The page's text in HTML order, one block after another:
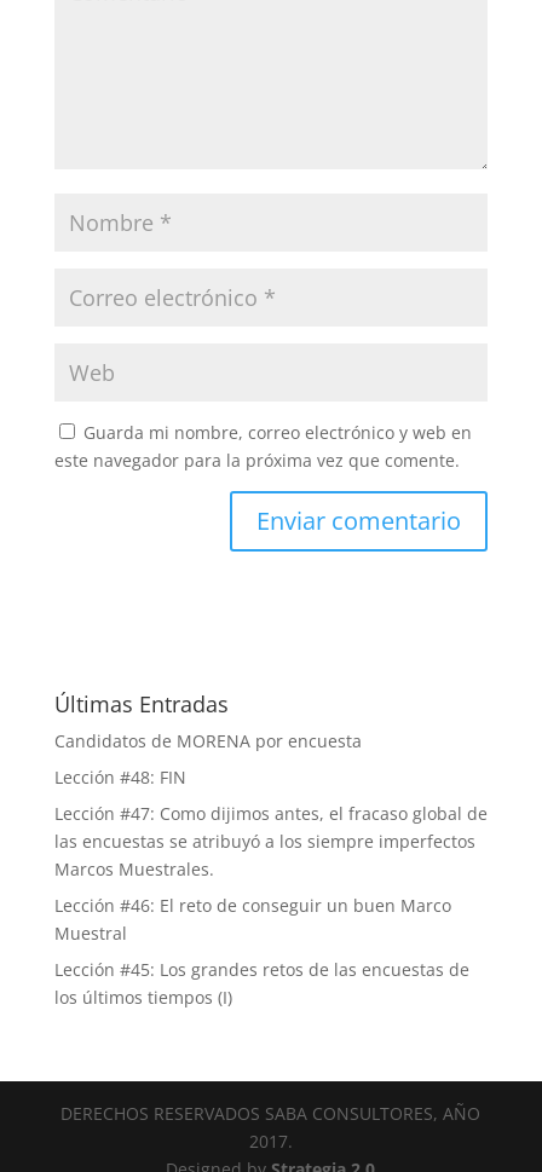
Guarda mi nombre, correo electrónico y web en
este navegador para la próxima vez que comente.
Últimas Entradas
Candidatos de MORENA por encuesta
Lección #48: FIN
Lección #47: Como dijimos antes, el fracaso global de
las encuestas se atribuyó a los siempre imperfectos
Marcos Muestrales.
Lección #46: El reto de conseguir un buen Marco
Muestral
Lección #45: Los grandes retos de las encuestas de
los últimos tiempos (I)
DERECHOS RESERVADOS SABA CONSULTORES, AÑO
2017.